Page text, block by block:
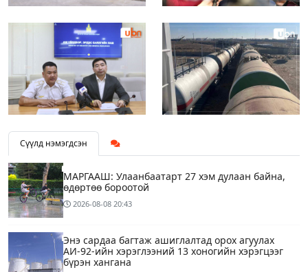
Сүүлд нэмэгдсэн
МАРГААШ: Улаанбаатарт 27 хэм дулаан байна,
өдөртөө бороотой
2026-08-08 20:43
Энэ сардаа багтаж ашиглалтад орох агуулах
АИ-92-ийн хэрэглээний 13 хоногийн хэрэгцээг
бүрэн хангана